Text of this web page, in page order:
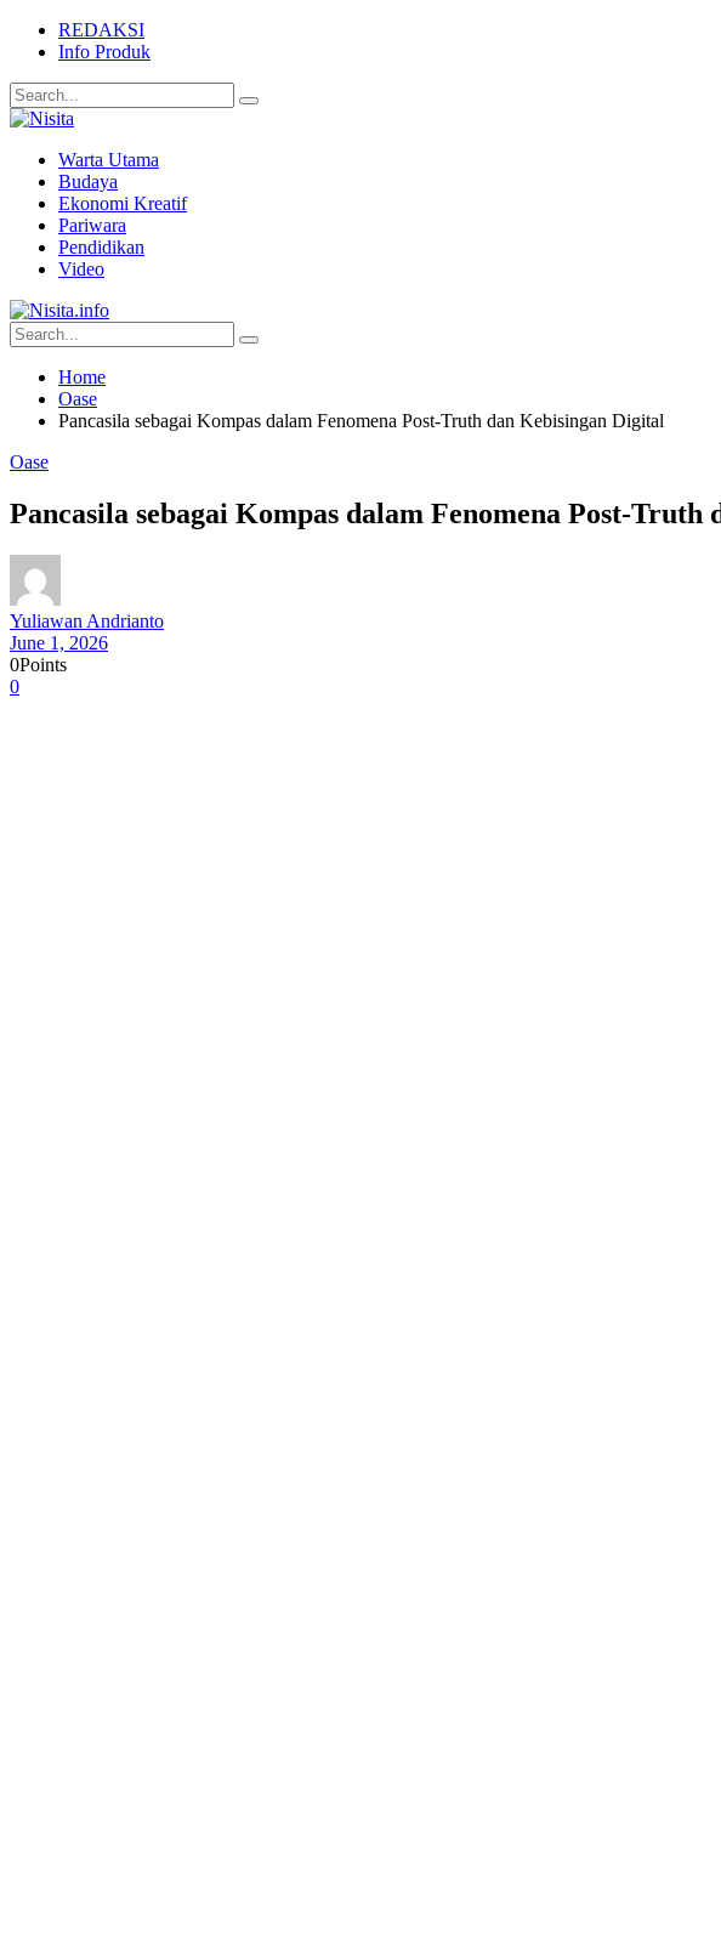
REDAKSI
Info Produk
Warta Utama
Budaya
Ekonomi Kreatif
Pariwara
Pendidikan
Video
Home
Oase
Pancasila sebagai Kompas dalam Fenomena Post-Truth dan Kebisingan Digital
Oase
Pancasila sebagai Kompas dalam Fenomena Post-
Yuliawan Andrianto
June 1, 2026
0Points
0